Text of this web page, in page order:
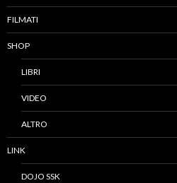
FILMATI
SHOP
LIBRI
VIDEO
ALTRO
LINK
DOJO SSK